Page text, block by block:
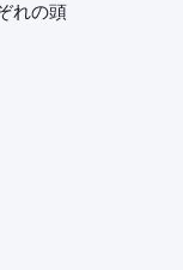
れの頭